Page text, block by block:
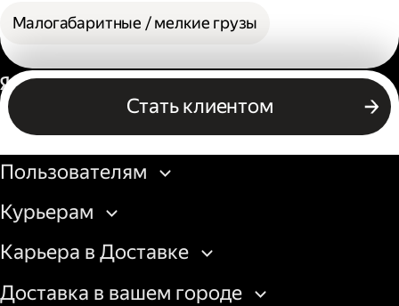
Малогабаритные / мелкие грузы
Стать клиентом
Россия
Бизнесу
Пользователям
Курьерам
Карьера в Доставке
Доставка в вашем городе